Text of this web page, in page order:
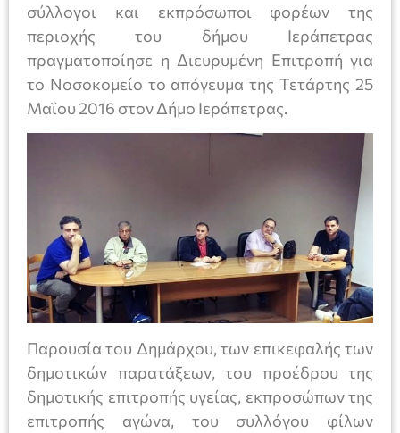
σύλλογοι και εκπρόσωποι φορέων της
περιοχής του δήμου Ιεράπετρας
πραγματοποίησε η Διευρυμένη Επιτροπή για
το Νοσοκομείο το απόγευμα της Τετάρτης 25
Μαΐου 2016 στον Δήμο Ιεράπετρας.
Παρουσία του Δημάρχου, των επικεφαλής των
δημοτικών παρατάξεων, του προέδρου της
δημοτικής επιτροπής υγείας, εκπροσώπων της
επιτροπής αγώνα, του συλλόγου φίλων